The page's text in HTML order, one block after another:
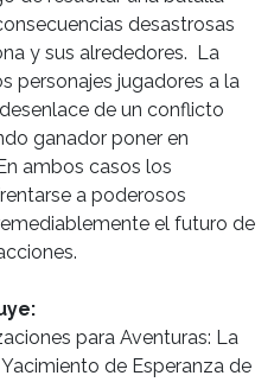
desastrosas
y sus alrededores. La
personajes jugadores a la
de un conflicto
ganador poner en
ambos casos los
a poderosos
el futuro de
para Aventuras: La
de Esperanza de